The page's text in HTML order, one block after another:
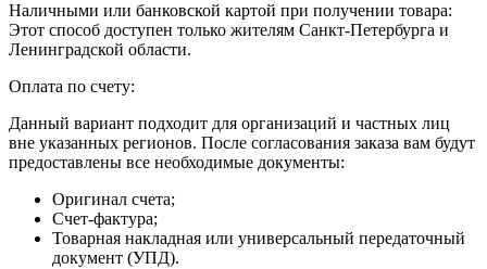
Наличными или банковской картой при получении товара:
Этот способ доступен только жителям Санкт-Петербурга и
Ленинградской области.
Оплата по счету:
Данный вариант подходит для организаций и частных лиц
вне указанных регионов. После согласования заказа вам будут
предоставлены все необходимые документы:
Оригинал счета;
Счет-фактура;
Товарная накладная или универсальный передаточный
документ (УПД).